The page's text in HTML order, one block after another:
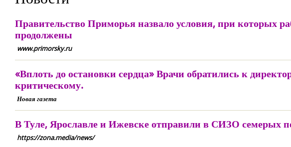
Правительство Приморья назвало условия, при которых
продолжены
www.primorsky.ru
«Вплоть до остановки сердца» Врачи обратились к
критическому.
Новая газета
В Туле, Ярославле и Ижевске отправили в СИЗО семерых
https://zona.media/news/